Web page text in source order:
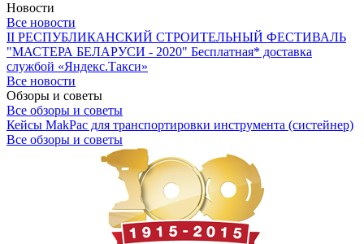
Новости
Все новости
II РЕСПУБЛИКАНСКИЙ СТРОИТЕЛЬНЫЙ ФЕСТИВАЛЬ
"МАСТЕРА БЕЛАРУСИ - 2020" Бесплатная* доставка
службой «Яндекс.Такси»
Все новости
Обзоры и советы
Все обзоры и советы
Кейсы MakPac для транспортировки инструмента (систейнер)
Все обзоры и советы